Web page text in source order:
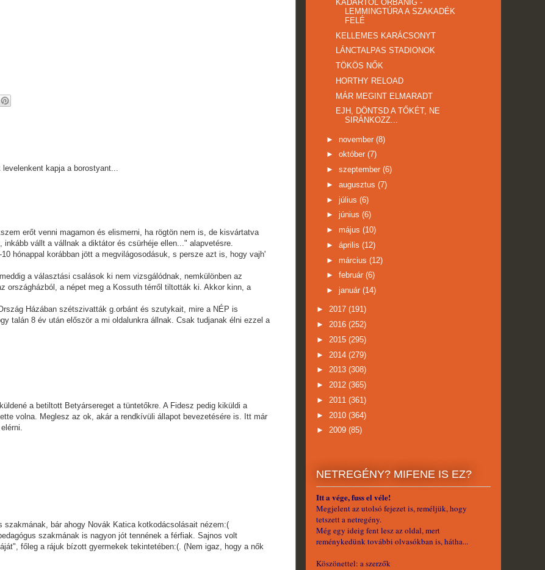
kapja a borostyant...
erőt venni magamon és elismerni, ha rögtön nem is, de kisvártatva
vállt a vállnak a diktátor és csürhéje ellen..." alapvetésre.
hónappal korábban jött a megvilágosodásuk, s persze azt is, hogy vajh'
a választási csalások ki nem vizsgálódnak, nemkülönben az
országházból, a népet meg a Kossuth térről tiltották ki. Akkor kinn, a
Házában szétszivatták g.orbánt és szutykait, mire a NÉP is
talán 8 év után először a mi oldalunkra állnak. Csak tudjanak élni ezzel a
a betiltott Betyársereget a tüntetőkre. A Fidesz pedig kiküldi a
volna. Meglesz az ok, akár a rendkívüli állapot bevezetésére is. Itt már
bár ahogy Novák Katica kotkodácsolásait nézem:(
szakmának is nagyon jót tennének a férfiak. Sajnos volt
főleg a rájuk bízott gyermekek tekintetében:(. (Nem igaz, hogy a nők
KÁDÁRTÓL ORBÁNIG -
LEMMINGTÚRA A SZAKADÉK
FELÉ
KELLEMES KARÁCSONYT
LÁNCTALPAS STADIONOK
TÖKÖS NŐK
HORTHY RELOAD
MÁR MEGINT ELMARADT
EJH, DÖNTSD A TŐKÉT, NE
SIRÁNKOZZ...
► november (8)
► október (7)
► szeptember (6)
► augusztus (7)
► július (6)
► június (6)
► május (10)
► április (12)
► március (12)
► február (6)
► január (14)
► 2017 (191)
► 2016 (252)
► 2015 (295)
► 2014 (279)
► 2013 (308)
► 2012 (365)
► 2011 (361)
► 2010 (364)
► 2009 (85)
NETREGÉNY? MIFENE IS EZ?
Itt a vége, fuss el véle!
Megjelent az utolsó fejezet is, reméljük, hogy
tetszett a netregény.
Még egy ideig fent lesz az oldal, mert
reménykedünk további olvasókban is, hátha...
Köszönettel: a szerzők